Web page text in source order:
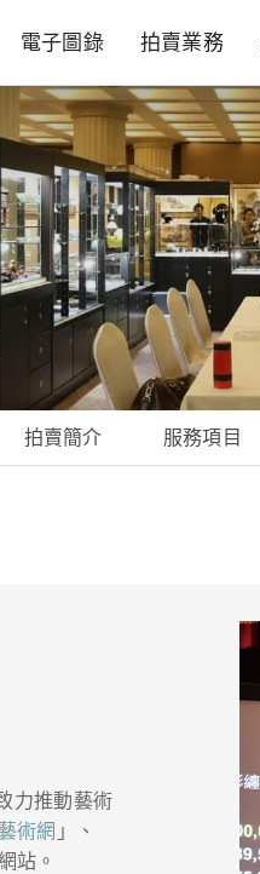
電子圖錄 拍賣業務
拍賣簡介 服務項目
力推動藝術
術網 」、
站。